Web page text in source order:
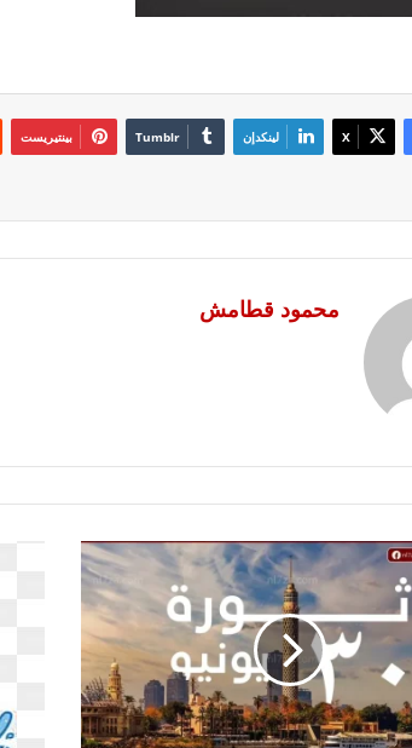
‫X لينكدإن بينتيريست
محمود قطامش